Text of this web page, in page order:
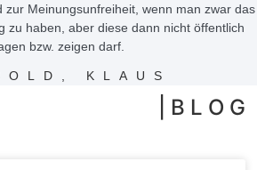
zur Meinungsunfreiheit, wenn man zwar das
zu haben, aber diese dann nicht öffentlich
bzw. zeigen darf.
KLAUS
| B L O G